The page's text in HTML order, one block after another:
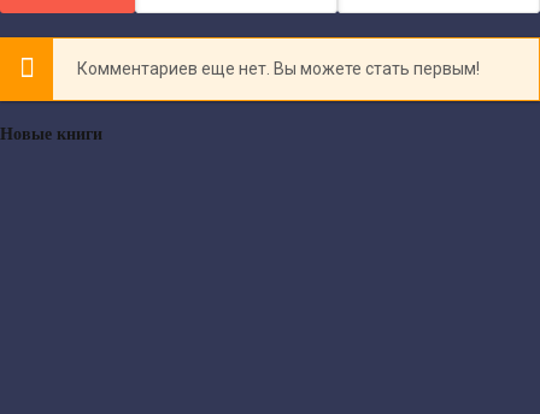
Комментариев еще нет. Вы можете стать первым!
Новые книги